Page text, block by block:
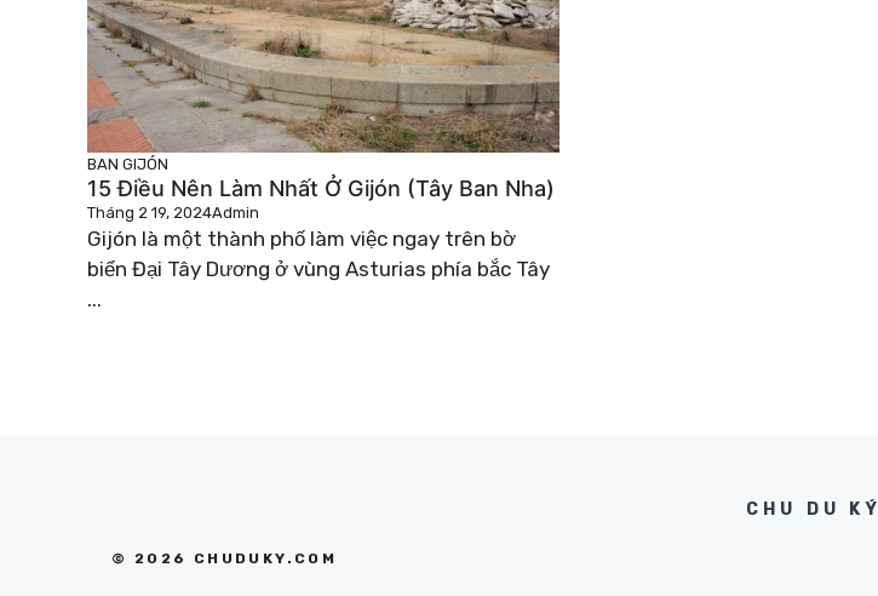
BAN GIJÓN
15 Điều Nên Làm Nhất Ở Gijón (Tây Ban Nha)
Tháng 2 19, 2024Admin
Gijón là một thành phố làm việc ngay trên bờ
biển Đại Tây Dương ở vùng Asturias phía bắc Tây
...
CHU DU KÝ
© 2026 CHUDUKY.COM